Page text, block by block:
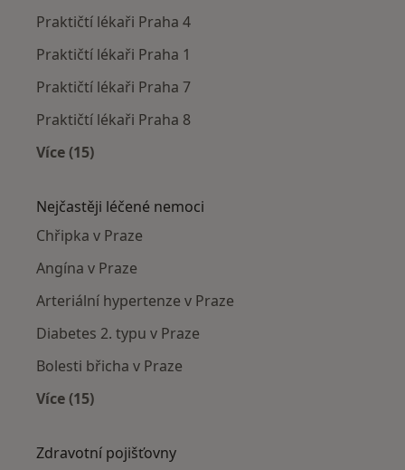
Praktičtí lékaři Praha 4
Praktičtí lékaři Praha 1
Praktičtí lékaři Praha 7
Praktičtí lékaři Praha 8
Více (15)
Nejčastěji léčené nemoci
Chřipka v Praze
Angína v Praze
Arteriální hypertenze v Praze
Diabetes 2. typu v Praze
Bolesti břicha v Praze
Více (15)
Zdravotní pojišťovny